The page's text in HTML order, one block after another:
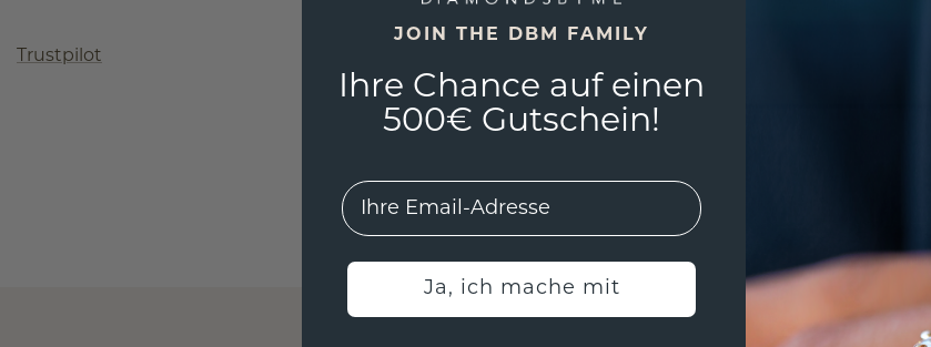
Trustpilot
JOIN THE DBM FAMILY
Ihre Chance auf einen
500€ Gutschein!
EMail
Ja, ich mache mit